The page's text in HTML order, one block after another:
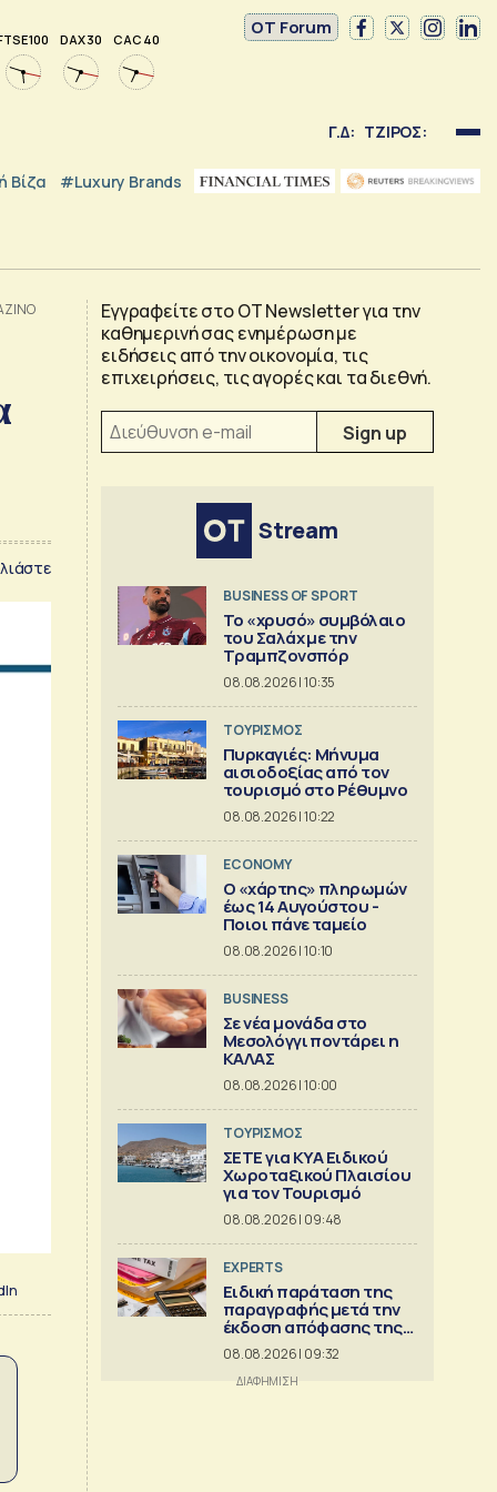
100 DAX 30 CAC 40
OT Forum
Γ.Δ: ΤΖΙΡΟΣ:
Βίζα #luxury Brands
Εγγραφείτε στο OT Newsletter για την
καθημερινή σας ενημέρωση με
ειδήσεις από την οικονομία, τις
επιχειρήσεις, τις αγορές και τα διεθνή.
Stream
BUSINESS OF SPORT
Το «χρυσό» συμβόλαιο
του Σαλάχ με την
Τραμπζονσπόρ
08.08.2026 | 10:35
ΤΟΥΡΙΣΜΟΣ
Πυρκαγιές: Μήνυμα
αισιοδοξίας από τον
τουρισμό στο Ρέθυμνο
08.08.2026 | 10:22
ECONOMY
Ο «χάρτης» πληρωμών
έως 14 Αυγούστου -
Ποιοι πάνε ταμείο
08.08.2026 | 10:10
BUSINESS
Σε νέα μονάδα στο
Μεσολόγγι ποντάρει η
ΚΑΛΑΣ
08.08.2026 | 10:00
ΤΟΥΡΙΣΜΟΣ
ΣΕΤΕ για ΚΥΑ Ειδικού
Χωροταξικού Πλαισίου
για τον Τουρισμό
08.08.2026 | 09:48
EXPERTS
Ειδική παράταση της
παραγραφής μετά την
έκδοση απόφασης της
Διεύθυνσης Επίλυσης
Διαφορών [Μέρος 6ο]
08.08.2026 | 09:32